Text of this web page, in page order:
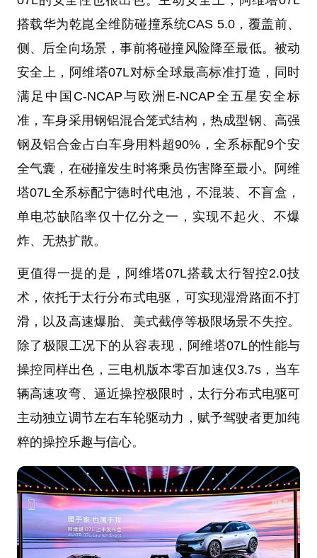
搭载华为乾崑全维防碰撞系统CAS 5.0，覆盖前、
侧、后全向场景，事前将碰撞风险降至最低。被动
安全上，阿维塔07L对标全球最高标准打造，同时
满足中国C-NCAP与欧洲E-NCAP全五星安全标
准，车身采用钢铝混合笼式结构，热成型钢、高强
钢及铝合金占白车身用料超90%，全系标配9个安
全气囊，在碰撞发生时将乘员伤害降至最小。阿维
塔07L全系标配宁德时代电池，不混装、不盲盒，
单电芯缺陷率仅十亿分之一，实现不起火、不爆
炸、无热扩散。
更值得一提的是，阿维塔07L搭载太行智控2.0技
术，依托于太行分布式电驱，可实现湿滑路面不打
滑，以及高速爆胎、美式截停等极限场景不失控。
除了极限工况下的从容表现，阿维塔07L的性能与
操控同样出色，三电机版本零百加速仅3.7s，当车
辆高速攻弯、逼近操控极限时，太行分布式电驱可
主动独立调节左右车轮驱动力，赋予驾驶者更加纯
粹的操控乐趣与信心。